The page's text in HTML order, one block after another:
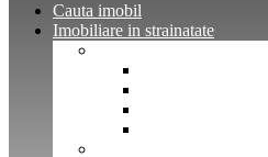
Cauta imobil
Imobiliare in strainatate